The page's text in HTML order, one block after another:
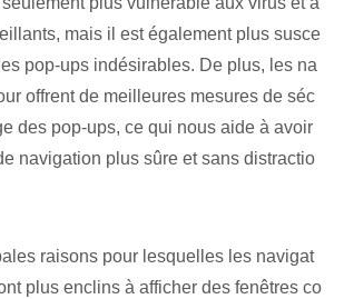
mais il est également plus susce
pop-ups indésirables. De plus, les na
offrent de meilleures mesures de séc
des pop-ups, ce qui nous aide à avoir
navigation plus sûre et sans distractio
raisons pour lesquelles les navigat
plus enclins à afficher des fenêtres co